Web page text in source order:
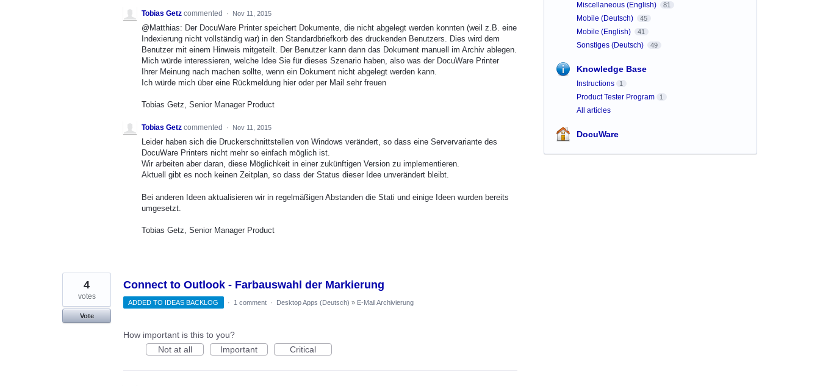
Tobias Getz commented · Nov 11, 2015
@Matthias: Der DocuWare Printer speichert Dokumente, die nicht abgelegt werden konnten (weil z.B. eine
Indexierung nicht vollständig war) in den Standardbriefkorb des druckenden Benutzers. Dies wird dem
Benutzer mit einem Hinweis mitgeteilt. Der Benutzer kann dann das Dokument manuell im Archiv ablegen.
Mich würde interessieren, welche Idee Sie für dieses Szenario haben, also was der DocuWare Printer
Ihrer Meinung nach machen sollte, wenn ein Dokument nicht abgelegt werden kann.
Ich würde mich über eine Rückmeldung hier oder per Mail sehr freuen
Tobias Getz, Senior Manager Product
Tobias Getz commented · Nov 11, 2015
Leider haben sich die Druckerschnittstellen von Windows verändert, so dass eine Servervariante des
DocuWare Printers nicht mehr so einfach möglich ist.
Wir arbeiten aber daran, diese Möglichkeit in einer zukünftigen Version zu implementieren.
Aktuell gibt es noch keinen Zeitplan, so dass der Status dieser Idee unverändert bleibt.
Bei anderen Ideen aktualisieren wir in regelmäßigen Abstanden die Stati und einige Ideen wurden bereits
umgesetzt.
Tobias Getz, Senior Manager Product
Connect to Outlook - Farbauswahl der Markierung
4
votes
Vote
ADDED TO IDEAS BACKLOG · 1 comment · Desktop Apps (Deutsch) » E-Mail Archivierung
How important is this to you?
Not at all
Important Critical
Miscellaneous (English) 81
Mobile (Deutsch) 45
Mobile (English) 41
Sonstiges (Deutsch) 49
Knowledge Base
Instructions 1
Product Tester Program 1
All articles
DocuWare